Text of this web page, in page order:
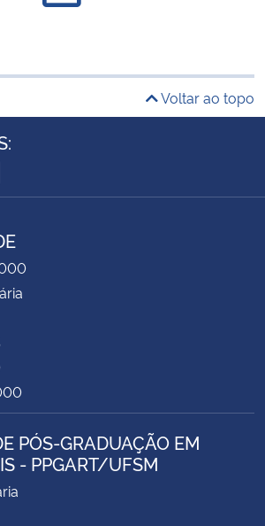
Voltar ao topo
PÓS-GRADUAÇÃO EM
- PPGART/UFSM